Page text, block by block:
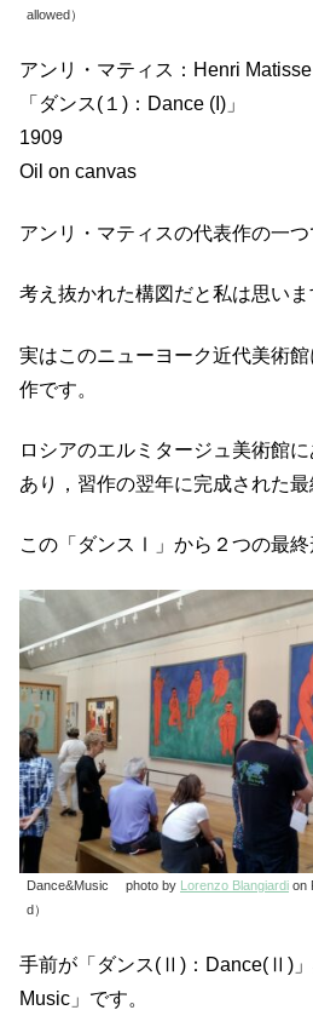
allowed）
アンリ・マティス：Henri Matisse
「ダンス(１)：Dance (I)」
1909
Oil on canvas
アンリ・マティスの代表作の一つ
考え抜かれた構図だと私は思いま
実はこのニューヨーク近代美術
作です。
ロシアのエルミタージュ美術館
あり，習作の翌年に完成された最
この「ダンスⅠ」から２つの最終
Dance&Music photo by Lorenzo Blangiardi on
d）
手前が「ダンス(Ⅱ)：Dance(Ⅱ)」
Music」です。